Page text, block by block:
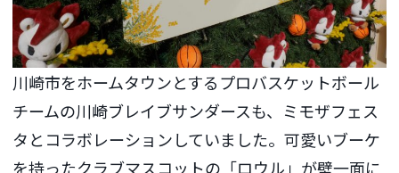
川崎市をホームタウンとするプロバスケットボール
チームの川崎ブレイブサンダースも、ミモザフェス
タとコラボレーションしていました。可愛いブーケ
を持ったクラブマスコットの「ロウル」が壁一面に